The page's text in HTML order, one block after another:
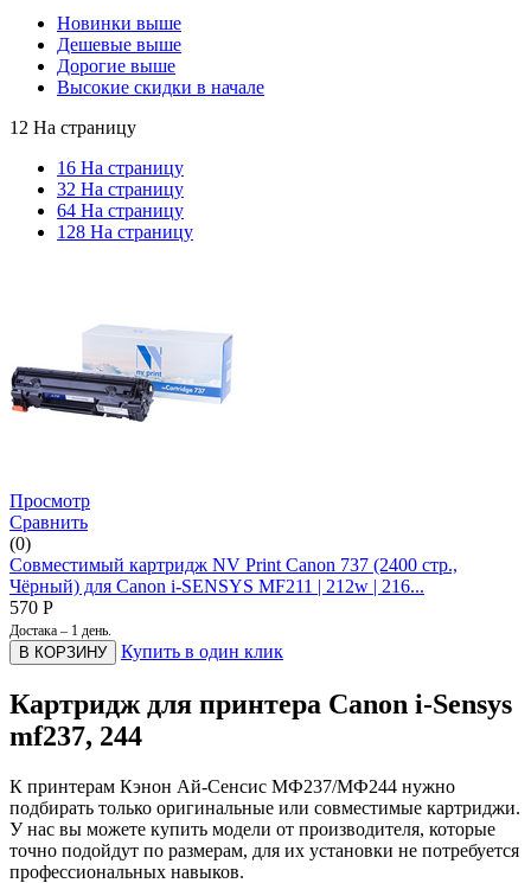
Новинки выше
Дешевые выше
Дорогие выше
Высокие скидки в начале
12 На страницу
16 На страницу
32 На страницу
64 На страницу
128 На страницу
Просмотр
Сравнить
(0)
Совместимый картридж NV Print Canon 737 (2400 стр.,
Чёрный) для Canon i-SENSYS MF211 | 212w | 216...
570 Р
Достака – 1 день.
В КОРЗИНУ Купить в один клик
Картридж для принтера Canon i-Sensys
mf237, 244
К принтерам Кэнон Ай-Сенсис МФ237/МФ244 нужно
подбирать только оригинальные или совместимые картриджи.
У нас вы можете купить модели от производителя, которые
точно подойдут по размерам, для их установки не потребуется
профессиональных навыков.